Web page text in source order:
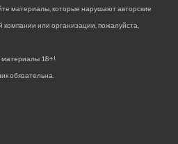
материалы, которые нарушают авторские
или организации, пожалуйста,
материалы 18+!
обязательна.